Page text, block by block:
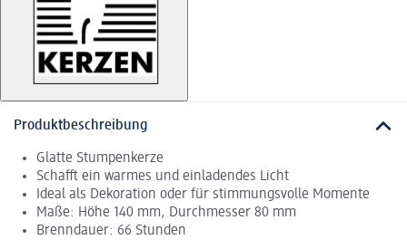
Produktbeschreibung
Glatte Stumpenkerze
Schafft ein warmes und einladendes Licht
Ideal als Dekoration oder für stimmungsvolle Momente
Maße: Höhe 140 mm, Durchmesser 80 mm
Brenndauer: 66 Stunden